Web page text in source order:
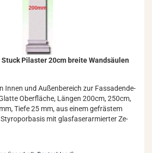
Pi­las­ter 20cm brei­te Wand­säu­len
Innen und Au­ßen­be­reich zur Fas­sa­den­de­
Ober­flä­che, Län­gen 200cm, 250cm,
Tiefe 25 mm, aus einem ge­fräs­tem
mit glas­fa­ser­ar­mier­ter Ze­